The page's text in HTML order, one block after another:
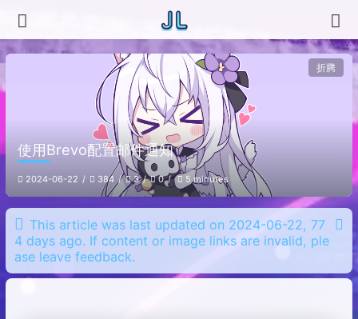
折腾
使用Brevo配置邮件通知
2024-06-22 384 3 0 5 minutes
This article was last updated on 2024-06-22, 77
4 days ago. If content or image links are invalid, ple
ase leave feedback.